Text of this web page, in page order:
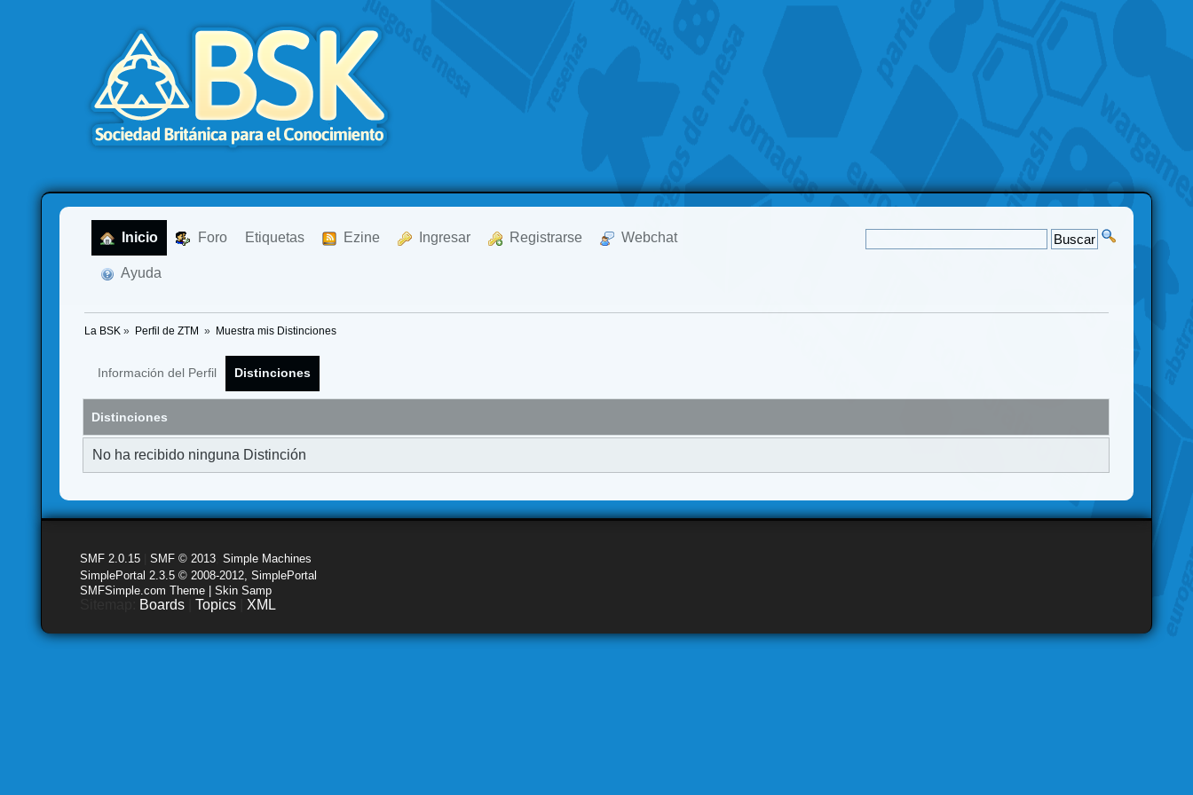
Inicio Foro Etiquetas Ezine Ingresar Registrarse Webchat
Ayuda
La BSK » Perfil de ZTM » Muestra mis Distinciones
Información del Perfil Distinciones
Distinciones
No ha recibido ninguna Distinción
SMF 2.0.15 |SMF © 2013 ,Simple Machines
SimplePortal 2.3.5 © 2008-2012, SimplePortal
SMFSimple.com Theme | Skin Samp
Boards |Topics XML